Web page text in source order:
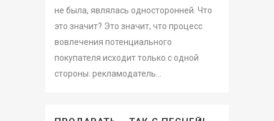
не была, являлась односторонней. Что
это значит? Это значит, что процесс
вовлечения потенциального
покупателя исходит только с одной
стороны: рекламодатель...